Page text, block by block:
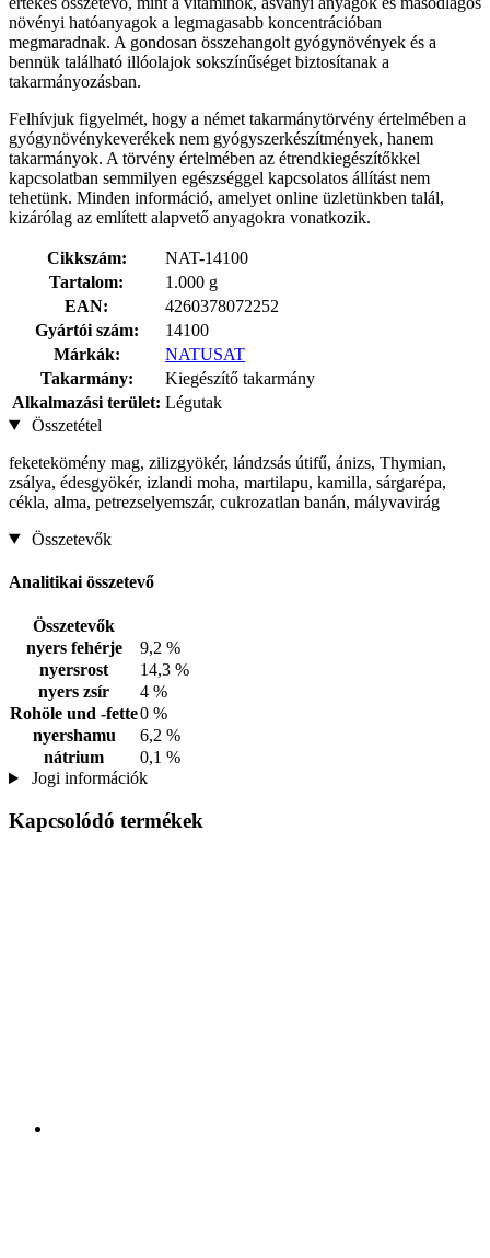
növényi hatóanyagok a legmagasabb koncentrációban
megmaradnak. A gondosan összehangolt gyógynövények és a
bennük található illóolajok sokszínűséget biztosítanak a
takarmányozásban.
Felhívjuk figyelmét, hogy a német takarmánytörvény értelmében a
gyógynövénykeverékek nem gyógyszerkészítmények, hanem
takarmányok. A törvény értelmében az étrendkiegészítőkkel
kapcsolatban semmilyen egészséggel kapcsolatos állítást nem
tehetünk. Minden információ, amelyet online üzletünkben talál,
kizárólag az említett alapvető anyagokra vonatkozik.
Cikkszám:
NAT-14100
Tartalom:
1.000 g
EAN:
4260378072252
Gyártói szám:
14100
Márkák:
NATUSAT
Takarmány:
Kiegészítő takarmány
Alkalmazási terület: Légutak
Összetétel
feketekömény mag, zilizgyökér, lándzsás útifű, ánizs, Thymian,
zsálya, édesgyökér, izlandi moha, martilapu, kamilla, sárgarépa,
cékla, alma, petrezselyemszár, cukrozatlan banán, mályvavirág
Összetevők
Analitikai összetevő
Összetevők
nyers fehérje
9,2 %
nyersrost
14,3 %
nyers zsír
4 %
Rohöle und -fette0 %
nyershamu
6,2 %
nátrium
0,1 %
Jogi információk
Kapcsolódó termékek